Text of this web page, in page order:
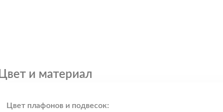
Цвет и материал
Цвет плафонов и подвесок: